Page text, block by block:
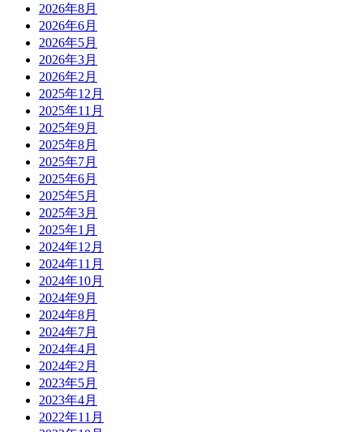
2026年8月
2026年6月
2026年5月
2026年3月
2026年2月
2025年12月
2025年11月
2025年9月
2025年8月
2025年7月
2025年6月
2025年5月
2025年3月
2025年1月
2024年12月
2024年11月
2024年10月
2024年9月
2024年8月
2024年7月
2024年4月
2024年2月
2023年5月
2023年4月
2022年11月